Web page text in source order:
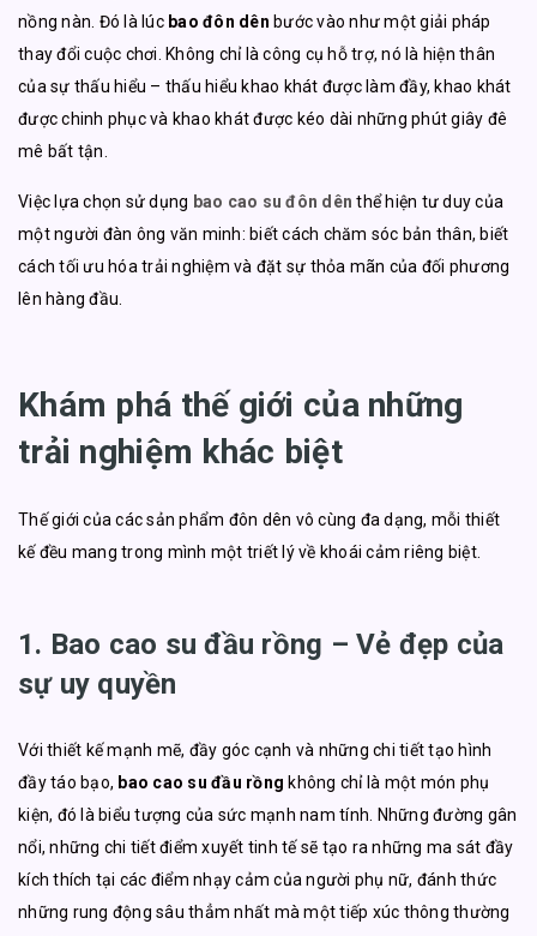
nồng nàn. Đó là lúc bao đôn dên bước vào như một giải pháp
thay đổi cuộc chơi. Không chỉ là công cụ hỗ trợ, nó là hiện thân
của sự thấu hiểu – thấu hiểu khao khát được làm đầy, khao khát
được chinh phục và khao khát được kéo dài những phút giây đê
mê bất tận.
Việc lựa chọn sử dụng bao cao su đôn dên thể hiện tư duy của
một người đàn ông văn minh: biết cách chăm sóc bản thân, biết
cách tối ưu hóa trải nghiệm và đặt sự thỏa mãn của đối phương
lên hàng đầu.
Khám phá thế giới của những
trải nghiệm khác biệt
Thế giới của các sản phẩm đôn dên vô cùng đa dạng, mỗi thiết
kế đều mang trong mình một triết lý về khoái cảm riêng biệt.
1. Bao cao su đầu rồng – Vẻ đẹp của
sự uy quyền
Với thiết kế mạnh mẽ, đầy góc cạnh và những chi tiết tạo hình
đầy táo bạo, bao cao su đầu rồng không chỉ là một món phụ
kiện, đó là biểu tượng của sức mạnh nam tính. Những đường gân
nổi, những chi tiết điểm xuyết tinh tế sẽ tạo ra những ma sát đầy
kích thích tại các điểm nhạy cảm của người phụ nữ, đánh thức
những rung động sâu thẳm nhất mà một tiếp xúc thông thường